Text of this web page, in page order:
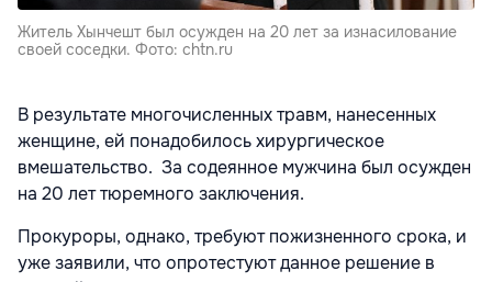
Житель Хынчешт был осужден на 20 лет за изнасилование
своей соседки. Фото: chtn.ru
В результате многочисленных травм, нанесенных
женщине, ей понадобилось хирургическое
вмешательство. За содеянное мужчина был осужден
на 20 лет тюремного заключения.
Прокуроры, однако, требуют пожизненного срока, и
уже заявили, что опротестуют данное решение в